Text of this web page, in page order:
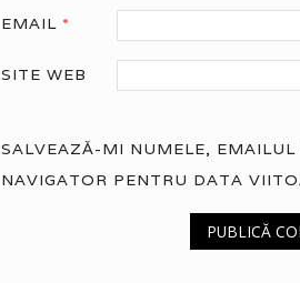
EMAIL *
SITE WEB
SALVEAZĂ-MI NUMELE,
NAVIGATOR PENTRU DATA